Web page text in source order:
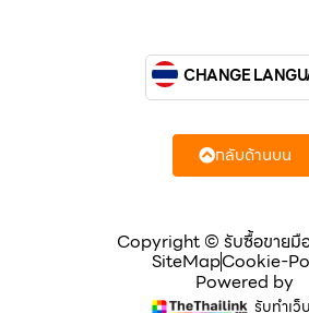
Copyright © รับซื้อขายมื
SiteMapCookie-
Powered by
รับทำเว็
CHANGE
กลับด้านบน